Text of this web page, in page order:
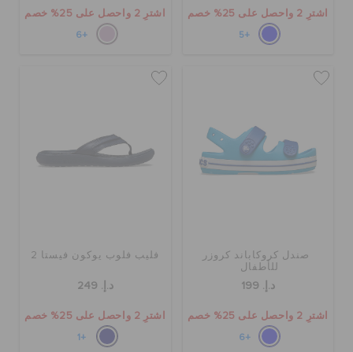
اشترِ 2 واحصل على 25% خصم
+5
اشترِ 2 واحصل على 25% خصم
+6
صندل كروكاباند كروزر
للأطفال
د.إ. 199
اشترِ 2 واحصل على 25% خصم
+6
فليب فلوب يوكون فيستا 2
د.إ. 249
اشترِ 2 واحصل على 25% خصم
+1